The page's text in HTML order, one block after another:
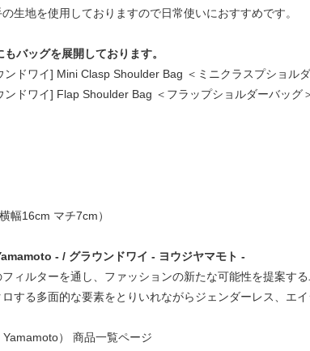
生地を使用しておりますので日常使いにおすすめです。
バッグを展開しております。
ドワイ] Mini Clasp Shoulder Bag ＜ミニクラスプショル
ドワイ] Flap Shoulder Bag ＜フラップショルダーバッグ
幅16cm マチ7cm）
- / グラウンドワイ - ヨウジヤマモト -
ィルターを通し、ファッションの新たな可能性を提案す
する多面的な要素をとりいれながらジェンダーレス、エ
） 商品一覧ページ